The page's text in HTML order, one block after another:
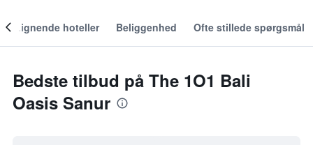
Lignende hoteller Beliggenhed Ofte stillede spørgsmål
Bedste tilbud på The 1O1 Bali
Oasis Sanur